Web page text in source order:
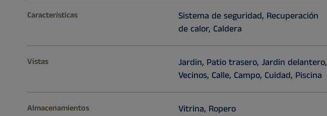
Características
Sistema de seguridad, Recuperación
de calor, Caldera
Vistas
Jardin, Patio trasero, Jardin delantero,
Vecinos, Calle, Campo, Cuidad, Piscina
Almacenamientos Vitrina, Ropero